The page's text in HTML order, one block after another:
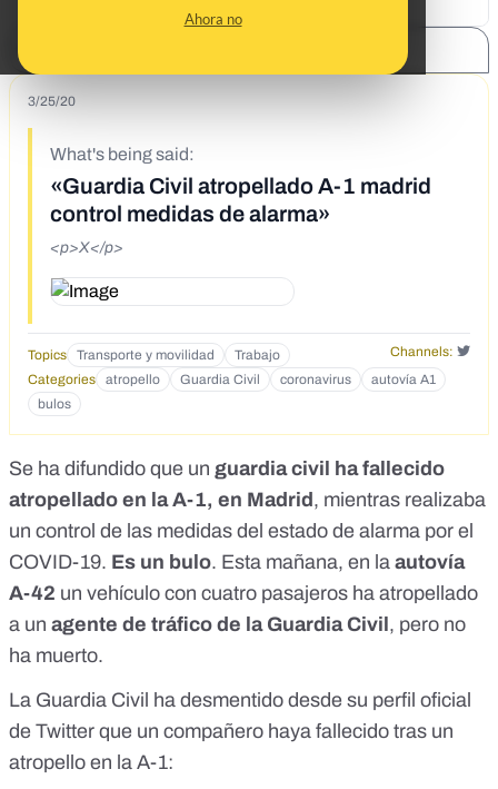
Ahora no
3/25/20
What's being said:
«Guardia Civil atropellado A-1 madrid
control medidas de alarma»
<p>X</p>
Topics Transporte y movilidad Trabajo
Channels:
Categories
atropello Guardia Civil coronavirus
autovía A1
bulos
Se ha difundido que un guardia civil ha fallecido
atropellado en la A-1, en Madrid , mientras realizaba
un control de las medidas del estado de alarma por el
COVID-19. Es un bulo. Esta mañana, en la autovía
A-42 un vehículo con cuatro pasajeros ha atropellado
a un agente de tráfico de la Guardia Civil , pero no
ha muerto.
La Guardia Civil ha desmentido desde su perfil oficial
de Twitter que un compañero haya fallecido tras un
atropello en la A-1: